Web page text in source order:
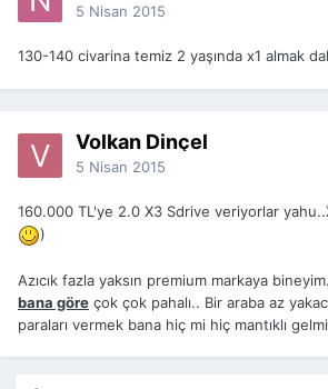
5 Nisan 2015
130-140 civarina temiz 2 yaşında x1 almak
Volkan Dinçel
5 Nisan 2015
160.000 TL'ye 2.0 X3 Sdrive veriyorlar
)
Azıcık fazla yaksın premium markaya
bana göre çok çok pahalı.. Bir araba az
paraları vermek bana hiç mi hiç mantıklı